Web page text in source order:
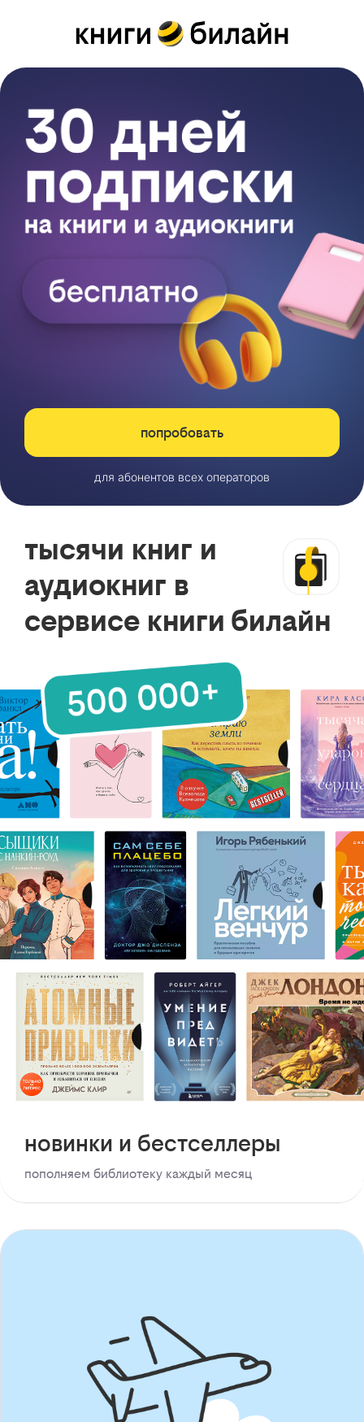
попробовать
для абонентов всех операторов
тысячи книг и
аудиокниг в
сервисе книги билайн
новинки и бестселлеры
пополняем библиотеку каждый месяц